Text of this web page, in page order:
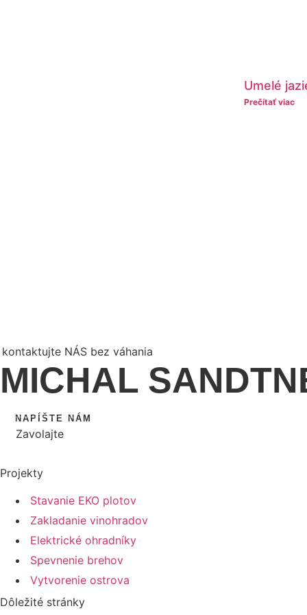
Umelé
Prečítať viac
kontaktujte NÁS bez váhania
MICHAL
NAPÍŠTE NÁM
Zavolajte
Projekty
Stavanie EKO plotov
Zakladanie vinohradov
Elektrické ohradníky
Spevnenie brehov
Vytvorenie ostrova
Dôležité stránky